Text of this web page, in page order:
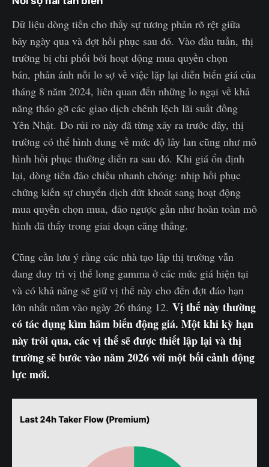
Dữ liệu dòng tiền cho thấy sự tương phản rõ rệt giữa
bảy ngày qua và đợt hồi phục sau đó. Vào đầu tuần, thị
trường bị chi phối bởi hoạt động mua quyền chọn
bán, phản ánh nỗi lo sợ về việc lặp lại diễn biến giá của
tháng 8 năm 2024, liên quan đến những lo ngại về khả
năng tháo gỡ các giao dịch chênh lệch lãi suất đồng
Yên Nhật. Do rủi ro này đã từng xảy ra trước đây, thị
trường có thể hình dung về mức độ lây lan cũng như mô
hình hồi phục thường diễn ra sau đó. Khi giá ổn định
lại, dòng tiền đảo chiều nhanh chóng: nhịp hồi phục
chứng kiến sự chuyển dịch dứt khoát sang hoạt động
mua quyền chọn mua, đảo ngược gần như hoàn toàn mô
hình đã thấy trong giai đoạn căng thẳng.
Cũng cần lưu ý rằng các nhà tạo lập thị trường vẫn
đang duy trì vị thế long gamma ở các mức giá hiện tại
và có khả năng sẽ giữ vị thế này cho đến đợt đáo hạn
lớn nhất năm vào ngày 26 tháng 12. Vị thế này thường
có tác dụng kìm hãm biến động giá. Một khi kỳ hạn
này trôi qua, các vị thế sẽ được thiết lập lại và thị
trường sẽ bước vào năm 2026 với một bối cảnh động
lực mới.